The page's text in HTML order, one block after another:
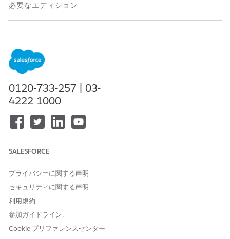
必要なエディション
使用可能なエディション: Agentforce IT Service が付属する
Enterprise
り当て
Einsteinを使用して、ITマネージャーの問題解決時間を短縮
シデントの詳細と最近のインシデントからのその他のインサイ
Einstein を使用して解決時間を短縮し、問題を適切なキュー
に転送します。Einstein は、類似レコードの問題の詳細とイ
ンサイトを使用して、すでに割り当てられた問題でもキューを
推奨します。
Einstein を使用したインシデントからの問題の自動作成
IT 履行者が開始する [Create Problem with Einstein
0120-733-257 | 03-
4222-1000
SALESFORCE
プライバシーに関する声明
セキュリティに関する声明
利用規約
参加ガイドライン:
Cookie プリファレンスセンター